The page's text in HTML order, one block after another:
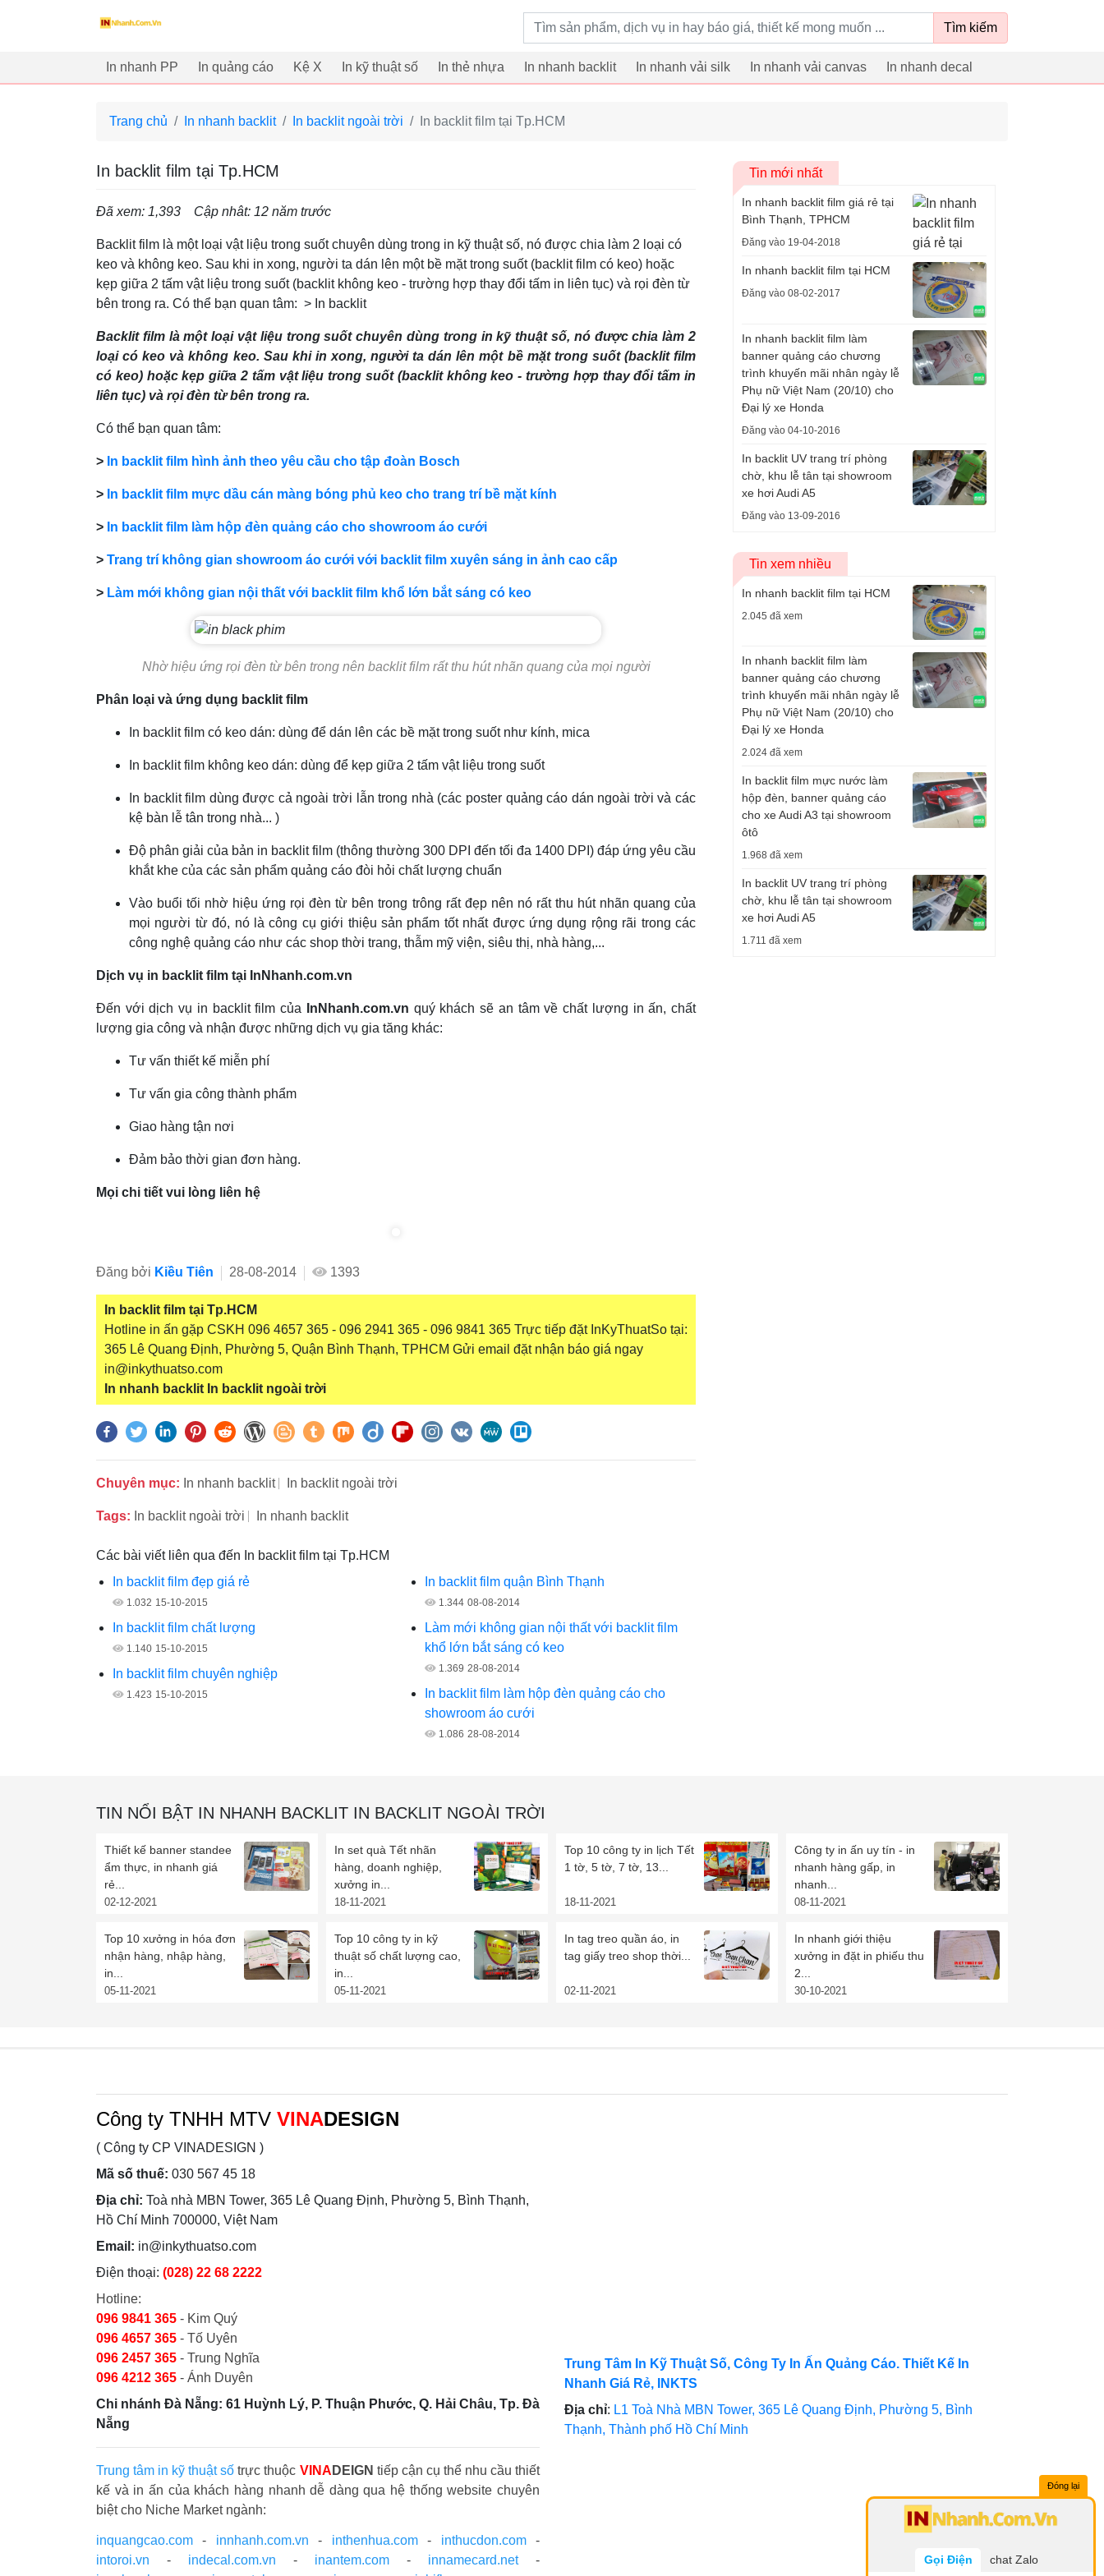
innhanh.com.vn Từ khoá tìm kiếm Tìm kiếm
In nhanh PP In quảng cáo Kệ X In kỹ thuật số In thẻ nhựa In nhanh backlit In nhanh vải silk In nhanh vải canvas In nhanh decal
Trang chủ In nhanh backlit In backlit ngoài trời In backlit film tại Tp.HCM
In backlit film tại Tp.HCM
Đã xem: 1,393 Cập nhât: 12 năm trước
Backlit film là một loại vật liệu trong suốt chuyên dùng trong in kỹ thuật số, nó được chia làm 2 loại có
keo và không keo. Sau khi in xong, người ta dán lên một bề mặt trong suốt (backlit film có keo) hoặc
kẹp giữa 2 tấm vật liệu trong suốt (backlit không keo - trường hợp thay đổi tấm in liên tục) và rọi đèn từ
bên trong ra. Có thể bạn quan tâm: > In backlit
Backlit film là một loại vật liệu trong suốt chuyên dùng trong in kỹ thuật số, nó được chia làm 2
loại có keo và không keo. Sau khi in xong, người ta dán lên một bề mặt trong suốt (backlit film
có keo) hoặc kẹp giữa 2 tấm vật liệu trong suốt (backlit không keo - trường hợp thay đổi tấm in
liên tục) và rọi đèn từ bên trong ra.
Có thể bạn quan tâm:
> In backlit film hình ảnh theo yêu cầu cho tập đoàn Bosch
> In backlit film mực dầu cán màng bóng phủ keo cho trang trí bề mặt kính
> In backlit film làm hộp đèn quảng cáo cho showroom áo cưới
> Trang trí không gian showroom áo cưới với backlit film xuyên sáng in ảnh cao cấp
> Làm mới không gian nội thất với backlit film khổ lớn bắt sáng có keo
Nhờ hiệu ứng rọi đèn từ bên trong nên backlit film rất thu hút nhãn quang của mọi người
Phân loại và ứng dụng backlit film
In backlit film có keo dán: dùng để dán lên các bề mặt trong suốt như kính, mica
In backlit film không keo dán: dùng để kẹp giữa 2 tấm vật liệu trong suốt
In backlit film dùng được cả ngoài trời lẫn trong nhà (các poster quảng cáo dán ngoài trời và các
kệ bàn lễ tân trong nhà... )
Độ phân giải của bản in backlit film (thông thường 300 DPI đến tối đa 1400 DPI) đáp ứng yêu cầu
khắt khe của các sản phẩm quảng cáo đòi hỏi chất lượng chuẩn
Vào buổi tối nhờ hiệu ứng rọi đèn từ bên trong trông rất đẹp nên nó rất thu hút nhãn quang của
mọi người từ đó, nó là công cụ giới thiệu sản phẩm tốt nhất được ứng dụng rộng rãi trong các
công nghệ quảng cáo như các shop thời trang, thẫm mỹ viện, siêu thị, nhà hàng,...
Dịch vụ in backlit film tại InNhanh.com.vn
Đến với dịch vụ in backlit film của InNhanh.com.vn quý khách sẽ an tâm về chất lượng in ấn, chất
lượng gia công và nhận được những dịch vụ gia tăng khác:
Tư vấn thiết kế miễn phí
Tư vấn gia công thành phẩm
Giao hàng tận nơi
Đảm bảo thời gian đơn hàng.
Mọi chi tiết vui lòng liên hệ
Đăng bởi Kiều Tiên 28-08-2014 1393
In backlit film tại Tp.HCM
Hotline in ấn gặp CSKH 096 4657 365 - 096 2941 365 - 096 9841 365 Trực tiếp đặt InKyThuatSo tại:
365 Lê Quang Định, Phường 5, Quận Bình Thạnh, TPHCM Gửi email đặt nhận báo giá ngay
in@inkythuatso.com
In nhanh backlit In backlit ngoài trời
Chuyên mục: In nhanh backlit In backlit ngoài trời
Tags: In backlit ngoài trời In nhanh backlit
Các bài viết liên qua đến In backlit film tại Tp.HCM
In backlit film đẹp giá rẻ
1.032 15-10-2015
In backlit film chất lượng
1.140 15-10-2015
In backlit film chuyên nghiệp
1.423 15-10-2015
In backlit film quận Bình Thạnh
1.344 08-08-2014
Làm mới không gian nội thất với backlit film
khổ lớn bắt sáng có keo
1.369 28-08-2014
In backlit film làm hộp đèn quảng cáo cho
showroom áo cưới
1.086 28-08-2014
Tin mới nhất
In nhanh backlit film giá rẻ tại
Bình Thạnh, TPHCM
Đăng vào 19-04-2018
In nhanh backlit film tại HCM
Đăng vào 08-02-2017
In nhanh backlit film làm
banner quảng cáo chương
trình khuyến mãi nhân ngày lễ
Phụ nữ Việt Nam (20/10) cho
Đại lý xe Honda
Đăng vào 04-10-2016
In backlit UV trang trí phòng
chờ, khu lễ tân tại showroom
xe hơi Audi A5
Đăng vào 13-09-2016
Tin xem nhiều
In nhanh backlit film tại HCM
2.045 đã xem
In nhanh backlit film làm
banner quảng cáo chương
trình khuyến mãi nhân ngày lễ
Phụ nữ Việt Nam (20/10) cho
Đại lý xe Honda
2.024 đã xem
In backlit film mực nước làm
hộp đèn, banner quảng cáo
cho xe Audi A3 tại showroom
ôtô
1.968 đã xem
In backlit UV trang trí phòng
chờ, khu lễ tân tại showroom
xe hơi Audi A5
1.711 đã xem
TIN NỔI BẬT IN NHANH BACKLIT IN BACKLIT NGOÀI TRỜI
Thiết kế banner standee
ẩm thực, in nhanh giá
rẻ...
02-12-2021
In set quà Tết nhãn
hàng, doanh nghiệp,
xưởng in...
18-11-2021
Top 10 công ty in lịch Tết
1 tờ, 5 tờ, 7 tờ, 13...
18-11-2021
Công ty in ấn uy tín - in
nhanh hàng gấp, in
nhanh...
08-11-2021
Top 10 xưởng in hóa đơn
nhận hàng, nhập hàng,
in...
05-11-2021
Top 10 công ty in kỹ
thuật số chất lượng cao,
in...
05-11-2021
In tag treo quần áo, in
tag giấy treo shop thời...
02-11-2021
In nhanh giới thiệu
xưởng in đặt in phiếu thu
2...
30-10-2021
Công ty TNHH MTV VINADESIGN
( Công ty CP VINADESIGN )
Mã số thuế: 030 567 45 18
Địa chỉ: Toà nhà MBN Tower, 365 Lê Quang Định, Phường 5, Bình Thạnh,
Hồ Chí Minh 700000, Việt Nam
Email: in@inkythuatso.com
Điện thoại: (028) 22 68 2222
Hotline:
096 9841 365 - Kim Quý
096 4657 365 - Tố Uyên
096 2457 365 - Trung Nghĩa
096 4212 365 - Ánh Duyên
Chi nhánh Đà Nẵng: 61 Huỳnh Lý, P. Thuận Phước, Q. Hải Châu, Tp. Đà
Nẵng
Trung tâm in kỹ thuật số trực thuộc VINA DEIGN tiếp cận cụ thể nhu cầu thiết
kế và in ấn của khách hàng nhanh dễ dàng qua hệ thống website chuyên
biệt cho Niche Market ngành:
inquangcao.com - innhanh.com.vn - inthenhua.com- inthucdon.com-
intoroi.vn - indecal.com.vn - inantem.com - innamecard.net-
Trung Tâm In Kỹ Thuật Số, Công Ty In Ấn Quảng Cáo. Thiết Kế In
Nhanh Giá Rẻ, INKTS
Địa chỉ: L1 Toà Nhà MBN Tower, 365 Lê Quang Định, Phường 5, Bình
Thạnh, Thành phố Hồ Chí Minh
Đóng lại
Gọi Điện chat Zalo